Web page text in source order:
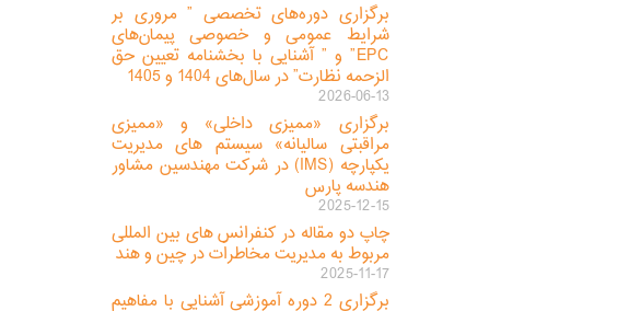
برگزاری دوره‌های تخصصی ” مروری بر
شرایط عمومی و خصوصی پیمان‌های
EPC” و ” آشنایی با بخشنامه تعیین حق
الزحمه نظارت” در سال‌های 1404 و 1405
2026-06-13
برگزاری «ممیزی داخلی» و «ممیزی
مراقبتی سالیانه» سیستم های مدیریت
یکپارچه (IMS) در شرکت مهندسین مشاور
هندسه پارس
2025-12-15
چاپ دو مقاله در کنفرانس های بین المللی
مربوط به مدیریت مخاطرات در چین و هند
2025-11-17
برگزاری 2 دوره آموزشی آشنایی با مفاهیم